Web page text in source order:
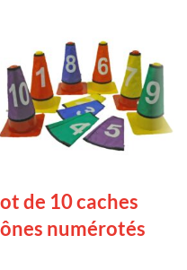
de 10 caches
numérotés